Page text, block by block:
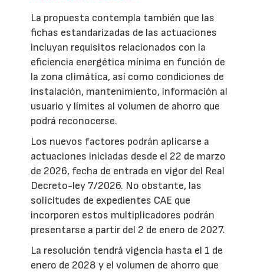
La propuesta contempla también que las
fichas estandarizadas de las actuaciones
incluyan requisitos relacionados con la
eficiencia energética mínima en función de
la zona climática, así como condiciones de
instalación, mantenimiento, información al
usuario y límites al volumen de ahorro que
podrá reconocerse.
Los nuevos factores podrán aplicarse a
actuaciones iniciadas desde el 22 de marzo
de 2026, fecha de entrada en vigor del Real
Decreto-ley 7/2026. No obstante, las
solicitudes de expedientes CAE que
incorporen estos multiplicadores podrán
presentarse a partir del 2 de enero de 2027.
La resolución tendrá vigencia hasta el 1 de
enero de 2028 y el volumen de ahorro que